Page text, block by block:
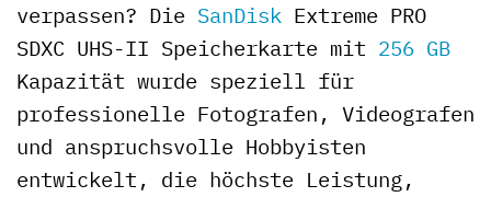
verpassen? Die SanDisk Extreme PRO
SDXC UHS-II Speicherkarte mit 256 GB
Kapazität wurde speziell für
professionelle Fotografen, Videografen
und anspruchsvolle Hobbyisten
entwickelt, die höchste Leistung,